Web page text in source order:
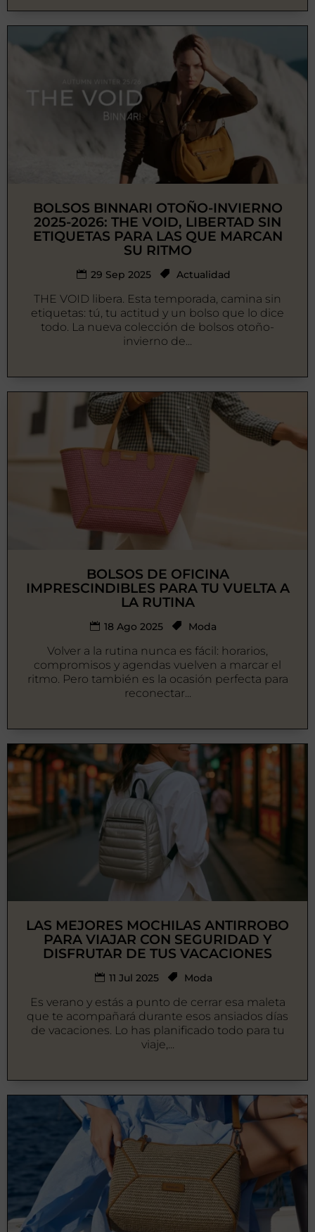
BOLSOS BINNARI OTOÑO-INVIERNO
2025-2026: THE VOID, LIBERTAD SIN
ETIQUETAS PARA LAS QUE MARCAN
SU RITMO
29 Sep 2025 Actualidad
THE VOID libera. Esta temporada, camina sin
etiquetas: tú, tu actitud y un bolso que lo dice
todo. La nueva colección de bolsos otoño-
invierno de...
BOLSOS DE OFICINA
IMPRESCINDIBLES PARA TU VUELTA A
LA RUTINA
18 Ago 2025 Moda
Volver a la rutina nunca es fácil: horarios,
compromisos y agendas vuelven a marcar el
ritmo. Pero también es la ocasión perfecta para
reconectar...
LAS MEJORES MOCHILAS ANTIRROBO
PARA VIAJAR CON SEGURIDAD Y
DISFRUTAR DE TUS VACACIONES
11 Jul 2025 Moda
Es verano y estás a punto de cerrar esa maleta
que te acompañará durante esos ansiados días
de vacaciones. Lo has planificado todo para tu
viaje,...